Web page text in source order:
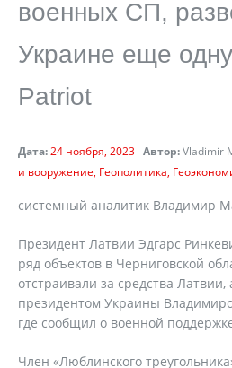
военных СП,
Украине еще
Patriot
Дата:24 ноября, 2023 Автор:Vladimir
и вооружение Геополитика
системный аналитик Владимир
Президент Латвии Эдгарс
ряд объектов в Черниговской
отстраивали за средства Латвии,
президентом Украины
где сообщил о военной
Член «Люблинского